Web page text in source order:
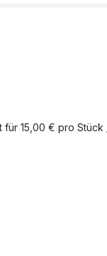
für 15,00 € pro Stück